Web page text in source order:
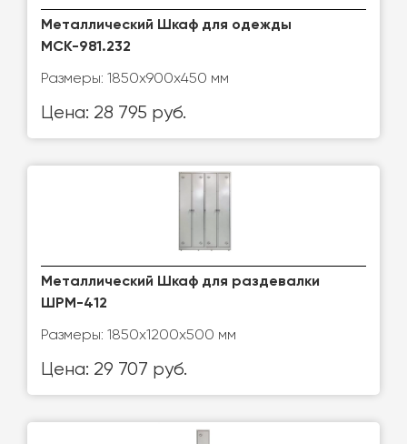
Металлический Шкаф для одежды
МСК-981.232
Размеры: 1850х900х450 мм
Цена: 28 795 руб.
Металлический Шкаф для раздевалки
ШРМ-412
Размеры: 1850х1200х500 мм
Цена: 29 707 руб.